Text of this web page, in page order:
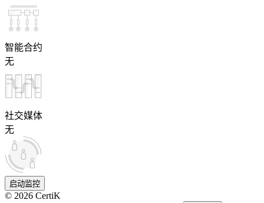
智能合约
无
社交媒体
无
启动监控
© 2026 CertiK